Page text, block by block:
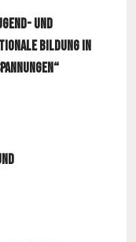
und
Bildung in